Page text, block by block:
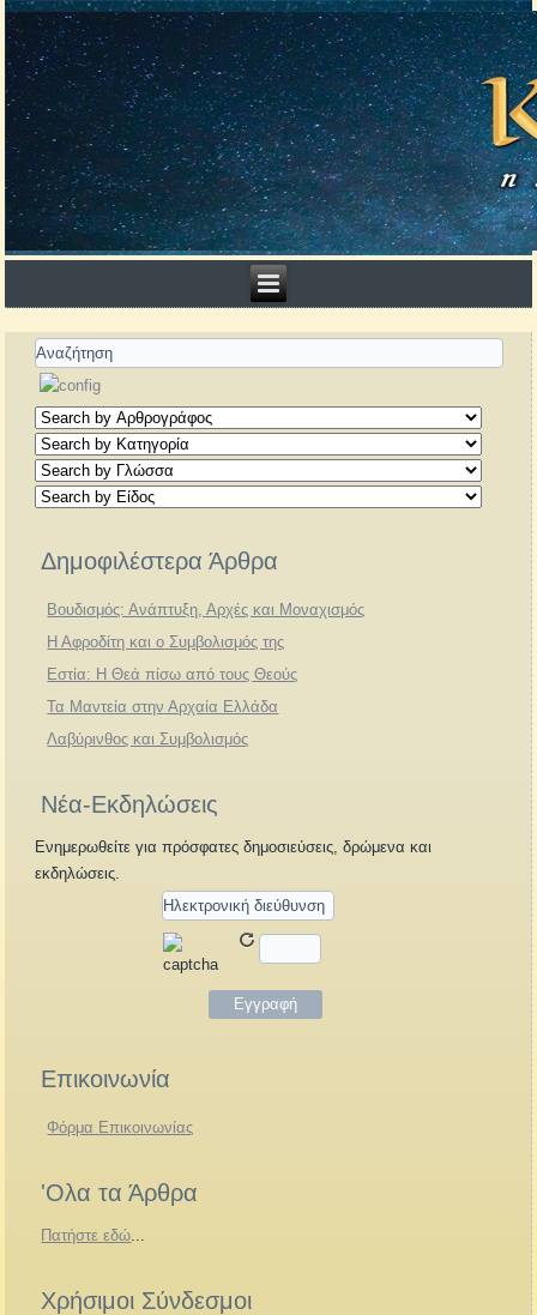
Δημοφιλέστερα Άρθρα
Βουδισμός: Ανάπτυξη, Αρχές και Μοναχισμός
Η Αφροδίτη και ο Συμβολισμός της
Εστία: Η Θεά πίσω από τους Θεούς
Τα Μαντεία στην Αρχαία Ελλάδα
Λαβύρινθος και Συμβολισμός
Νέα-Εκδηλώσεις
Ενημερωθείτε για πρόσφατες δημοσιεύσεις, δρώμενα και
εκδηλώσεις.
Επικοινωνία
Φόρμα Επικοινωνίας
'Ολα τα Άρθρα
Πατήστε εδώ...
Χρήσιμοι Σύνδεσμοι